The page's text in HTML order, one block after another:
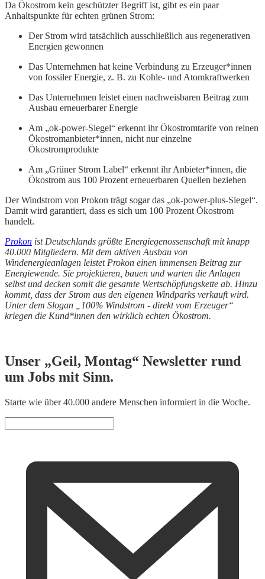
Da Ökostrom kein geschützter Begriff ist, gibt es ein paar
Anhaltspunkte für echten grünen Strom:
Der Strom wird tatsächlich ausschließlich aus regenerativen
Energien gewonnen
Das Unternehmen hat keine Verbindung zu Erzeuger*innen
von fossiler Energie, z. B. zu Kohle- und Atomkraftwerken
Das Unternehmen leistet einen nachweisbaren Beitrag zum
Ausbau erneuerbarer Energie
Am „ok-power-Siegel“ erkennt ihr Ökostromtarife von reinen
Ökostromanbieter*innen, nicht nur einzelne
Ökostromprodukte
Am „Grüner Strom Label“ erkennt ihr Anbieter*innen, die
Ökostrom aus 100 Prozent erneuerbaren Quellen beziehen
Der Windstrom von Prokon trägt sogar das „ok-power-plus-Siegel“.
Damit wird garantiert, dass es sich um 100 Prozent Ökostrom
handelt.
Prokon ist Deutschlands größte Energiegenossenschaft mit knapp
40.000 Mitgliedern. Mit dem aktiven Ausbau von
Windenergieanlagen leistet Prokon einen immensen Beitrag zur
Energiewende. Sie projektieren, bauen und warten die Anlagen
selbst und decken somit die gesamte Wertschöpfungskette ab. Hinzu
kommt, dass der Strom aus den eigenen Windparks verkauft wird.
Unter dem Slogan „100% Windstrom - direkt vom Erzeuger“
kriegen die Kund*innen den wirklich echten Ökostrom.
Unser „Geil, Montag“ Newsletter rund
um Jobs mit Sinn.
Starte wie über 40.000 andere Menschen informiert in die Woche.